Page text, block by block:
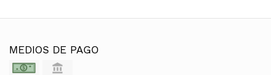
MEDIOS DE PAGO